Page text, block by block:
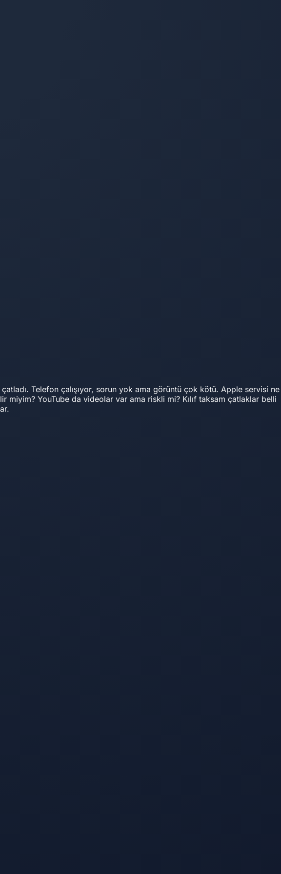
Telefon çalışıyor, sorun yok ama görüntü çok kötü. Apple servisi ne
YouTube da videolar var ama riskli mi? Kılıf taksam çatlaklar belli